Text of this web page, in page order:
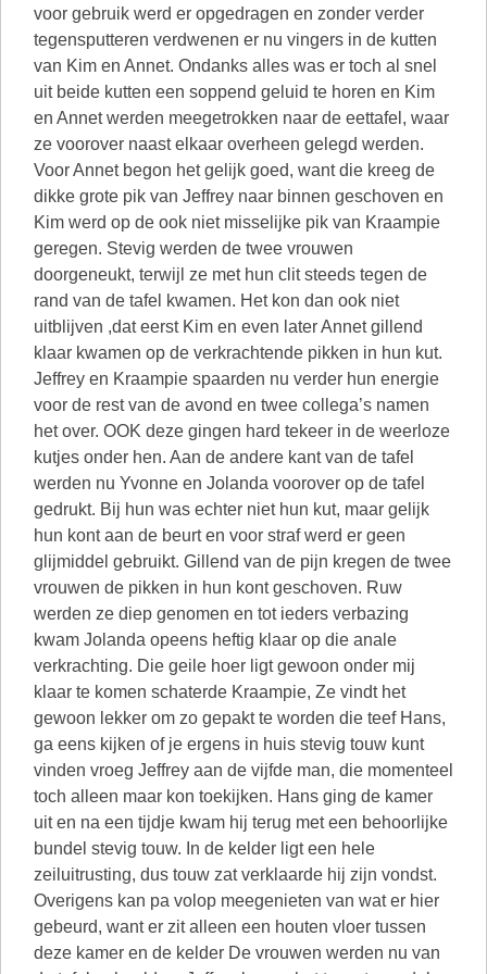
voor gebruik werd er opgedragen en zonder verder
tegensputteren verdwenen er nu vingers in de kutten
van Kim en Annet. Ondanks alles was er toch al snel
uit beide kutten een soppend geluid te horen en Kim
en Annet werden meegetrokken naar de eettafel, waar
ze voorover naast elkaar overheen gelegd werden.
Voor Annet begon het gelijk goed, want die kreeg de
dikke grote pik van Jeffrey naar binnen geschoven en
Kim werd op de ook niet misselijke pik van Kraampie
geregen. Stevig werden de twee vrouwen
doorgeneukt, terwijl ze met hun clit steeds tegen de
rand van de tafel kwamen. Het kon dan ook niet
uitblijven ,dat eerst Kim en even later Annet gillend
klaar kwamen op de verkrachtende pikken in hun kut.
Jeffrey en Kraampie spaarden nu verder hun energie
voor de rest van de avond en twee collega’s namen
het over. OOK deze gingen hard tekeer in de weerloze
kutjes onder hen. Aan de andere kant van de tafel
werden nu Yvonne en Jolanda voorover op de tafel
gedrukt. Bij hun was echter niet hun kut, maar gelijk
hun kont aan de beurt en voor straf werd er geen
glijmiddel gebruikt. Gillend van de pijn kregen de twee
vrouwen de pikken in hun kont geschoven. Ruw
werden ze diep genomen en tot ieders verbazing
kwam Jolanda opeens heftig klaar op die anale
verkrachting. Die geile hoer ligt gewoon onder mij
klaar te komen schaterde Kraampie, Ze vindt het
gewoon lekker om zo gepakt te worden die teef Hans,
ga eens kijken of je ergens in huis stevig touw kunt
vinden vroeg Jeffrey aan de vijfde man, die momenteel
toch alleen maar kon toekijken. Hans ging de kamer
uit en na een tijdje kwam hij terug met een behoorlijke
bundel stevig touw. In de kelder ligt een hele
zeiluitrusting, dus touw zat verklaarde hij zijn vondst.
Overigens kan pa volop meegenieten van wat er hier
gebeurd, want er zit alleen een houten vloer tussen
deze kamer en de kelder De vrouwen werden nu van